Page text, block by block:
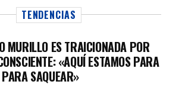
TENDENCIAS
MURILLO ES TRAICIONADA POR
«AQUÍ ESTAMOS PARA
SAQUEAR»